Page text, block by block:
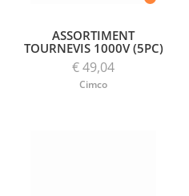
ASSORTIMENT
TOURNEVIS 1000V (5PC)
€ 49,04
Cimco